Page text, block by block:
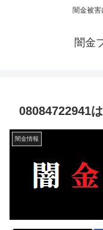
闇金被
闇金
08084722941
闇金情報